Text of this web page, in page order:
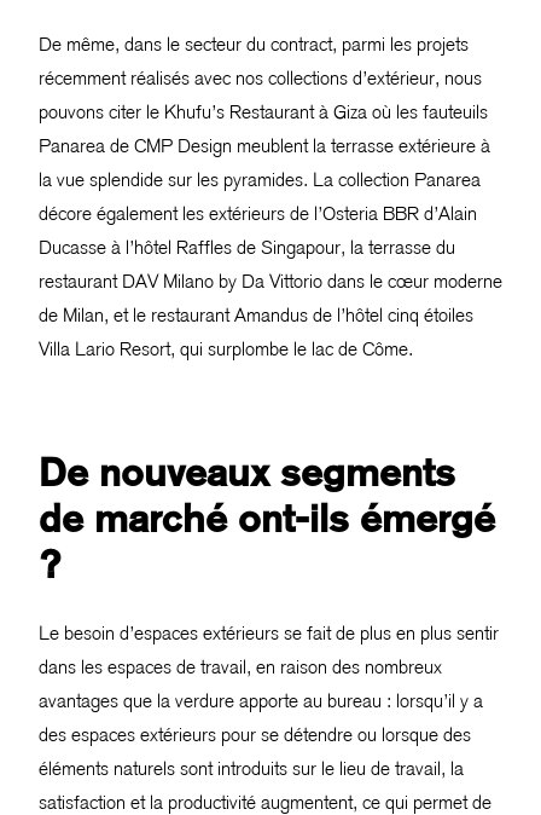
De même, dans le secteur du contract, parmi les projets
récemment réalisés avec nos collections d’extérieur, nous
pouvons citer le Khufu’s Restaurant à Giza où les fauteuils
Panarea de CMP Design meublent la terrasse extérieure à
la vue splendide sur les pyramides. La collection Panarea
décore également les extérieurs de l’Osteria BBR d’Alain
Ducasse à l’hôtel Raffles de Singapour, la terrasse du
restaurant DAV Milano by Da Vittorio dans le cœur moderne
de Milan, et le restaurant Amandus de l’hôtel cinq étoiles
Villa Lario Resort, qui surplombe le lac de Côme.
De nouveaux segments
de marché ont-ils émergé
?
Le besoin d’espaces extérieurs se fait de plus en plus sentir
dans les espaces de travail, en raison des nombreux
avantages que la verdure apporte au bureau : lorsqu’il y a
des espaces extérieurs pour se détendre ou lorsque des
éléments naturels sont introduits sur le lieu de travail, la
satisfaction et la productivité augmentent, ce qui permet de